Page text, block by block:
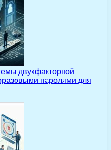
двухфакторной
паролями для